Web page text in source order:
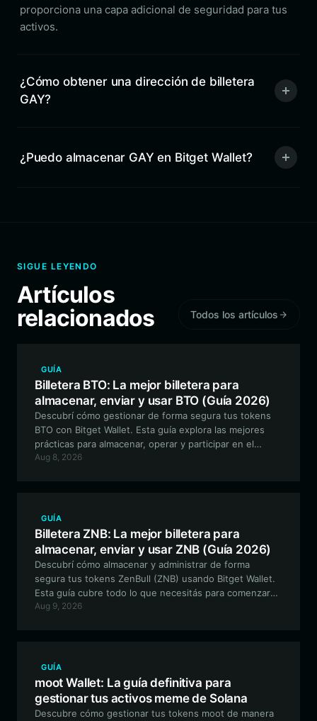
proporciona una capa adicional de seguridad para tus
activos.
¿Cómo obtener una dirección de billetera
GAY?
¿Puedo almacenar GAY en Bitget Wallet?
SIGUE LEYENDO
Artículos
relacionados
Todos los artículos
GUÍA
Billetera BTO: La mejor billetera para
almacenar, enviar y usar BTO (Guía 2026)
Descubrí cómo gestionar de forma segura tus tokens
BTO con Bitget Wallet. Esta guía explora las mejores
prácticas para almacenar, operar y participar en el
ecosistema de BTO en la Binance Smart Chain.
Aug 8, 2026
GUÍA
Billetera ZNB: La mejor billetera para
almacenar, enviar y usar ZNB (Guía 2026)
Descubrí cómo almacenar y administrar de forma
segura tus tokens ZenBull (ZNB) usando Bitget Wallet.
Esta guía cubre todo lo que necesitás para comenzar
con la mejor billetera para ZNB, desde la configuración
Aug 9, 2026
GUÍA
moot Wallet: La guía definitiva para
gestionar tus activos meme de Solana
Descubre cómo gestionar tus tokens moot de manera